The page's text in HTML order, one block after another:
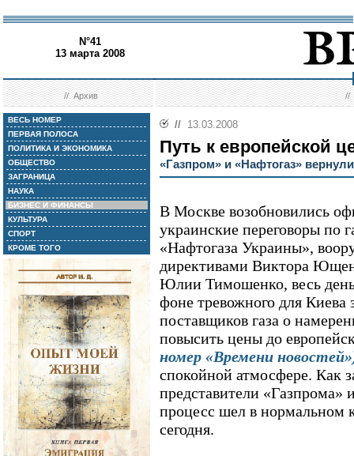
N°41
13 марта 2008
//Архив //
ВЕСЬ НОМЕР
ПЕРВАЯ ПОЛОСА
ПОЛИТИКА И ЭКОНОМИКА
ОБЩЕСТВО
ЗАГРАНИЦА
НАУКА
БИЗНЕС И ФИНАНСЫ
КУЛЬТУРА
СПОРТ
КРОМЕ ТОГО
// 13.03.2008
Путь к европейской
«Газпром» и «Нафтогаз»
В Москве возобновились
украинские переговоры по
«Нафтогаза Украины»,
директивами Виктора
Юлии Тимошенко, весь
фоне тревожного для Киева
поставщиков газа о
повысить цены до
номер «Времени
спокойной атмосфере. Как
представители «Газпрома»
процесс шел в нормальном
сегодня.